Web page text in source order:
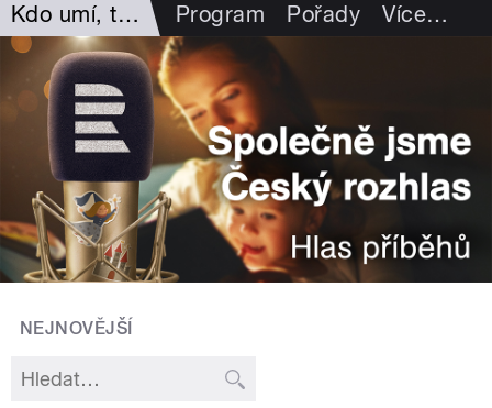
Kdo umí, ten umí Program Pořady Více…
NEJNOVĚJŠÍ